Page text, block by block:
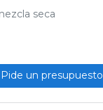
seca
Pide un presupuesto